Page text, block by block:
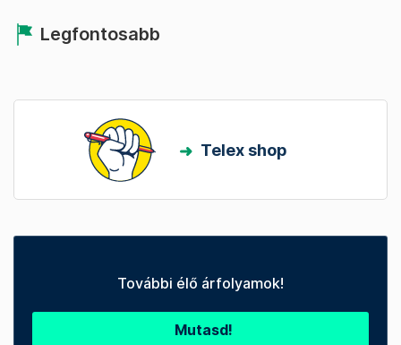
Legfontosabb
Telex shop
További élő árfolyamok!
Mutasd!